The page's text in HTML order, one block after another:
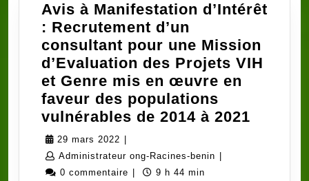
Avis à Manifestation d’Intérêt
: Recrutement d’un
consultant pour une Mission
d’Evaluation des Projets VIH
et Genre mis en œuvre en
faveur des populations
vulnérables de 2014 à 2021
29 mars 2022 29
mars
2022
Administrateur ong-Racines-benin Administrateur
0 commentaire
9 h 44 min